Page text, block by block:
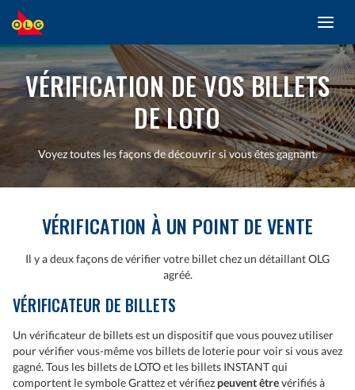
ALLER
AU
CONTENU
PRINCIPAL
VÉRIFICATION DE VOS BILLETS
DE LOTO
Voyez toutes les façons de découvrir si vous êtes gagnant.
VÉRIFICATION À UN POINT DE VENTE
Il y a deux façons de vérifier votre billet chez un détaillant OLG
agréé.
VÉRIFICATEUR DE BILLETS
Un vérificateur de billets est un dispositif que vous pouvez utiliser
pour vérifier vous-même vos billets de loterie pour voir si vous avez
gagné. Tous les billets de LOTO et les billets INSTANT qui
comportent le symbole Grattez et vérifiez peuvent êtrevérifiés à